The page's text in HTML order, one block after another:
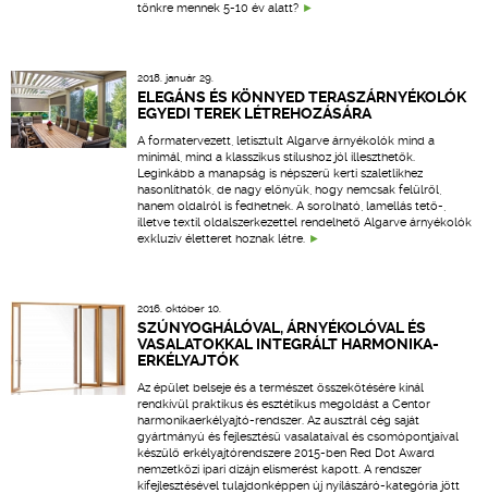
tönkre mennek 5-10 év alatt?
2018. január 29.
ELEGÁNS ÉS KÖNNYED TERASZÁRNYÉKOLÓK
EGYEDI TEREK LÉTREHOZÁSÁRA
A formatervezett, letisztult Algarve árnyékolók mind a
minimál, mind a klasszikus stílushoz jól illeszthetők.
Leginkább a manapság is népszerű kerti szaletlikhez
hasonlíthatók, de nagy előnyük, hogy nemcsak felülről,
hanem oldalról is fedhetnek. A sorolható, lamellás tető-,
illetve textil oldalszerkezettel rendelhető Algarve árnyékolók
exkluzív életteret hoznak létre.
2016. október 10.
SZÚNYOGHÁLÓVAL, ÁRNYÉKOLÓVAL ÉS
VASALATOKKAL INTEGRÁLT HARMONIKA-
ERKÉLYAJTÓK
Az épület belseje és a természet összekötésére kínál
rendkívül praktikus és esztétikus megoldást a Centor
harmonikaerkélyajtó-rendszer. Az ausztrál cég saját
gyártmányú és fejlesztésű vasalataival és csomópontjaival
készülő erkélyajtórendszere 2015-ben Red Dot Award
nemzetközi ipari dizájn elismerést kapott. A rendszer
kifejlesztésével tulajdonképpen új nyílászáró-kategória jött